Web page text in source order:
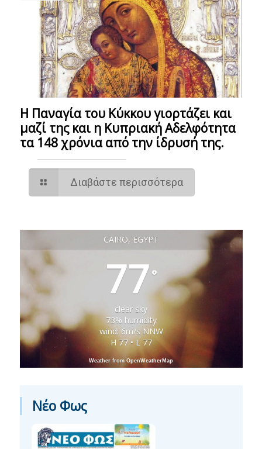
Η Παναγία του Κύκκου γιορτάζει και
μαζί της και η Κυπριακή Αδελφότητα
τα 148 χρόνια από την ίδρυσή της.
Διαβάστε περισσότερα
CAIRO, EGYPT
77°
clear sky
73% humidity
wind: 6m/s NNW
H 77 • L 77
Weather from OpenWeatherMap
Νέο Φως